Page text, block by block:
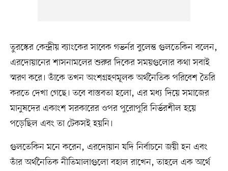
তুরস্কের কেন্দ্রীয় ব্যাংকের সাবেক গভর্নর বুলেন্ত গুলতেকিন বলেন,
এরদোয়ানের শাসনামলের শুরুর দিকের সময়গুলোর কথা সবাই
স্মরণ করে। তাঁকে তখন অংশগ্রহণমূলক অর্থনৈতিক পরিবেশ তৈরি
করতে দেখা গেছে। তবে বাস্তবতা হলো, এর মধ্য দিয়ে সমাজের
মানুষদের একাংশ সরকারের ওপর পুরোপুরি নির্ভরশীল হয়ে
পড়েছিল এবং তা টেকসই হয়নি।
গুলতেকিন মনে করেন, এরদোয়ান যদি নির্বাচনে জয়ী হন এবং
তাঁর অর্থনৈতিক নীতিমালাগুলো বহাল রাখেন, তাহলে এক অর্থে